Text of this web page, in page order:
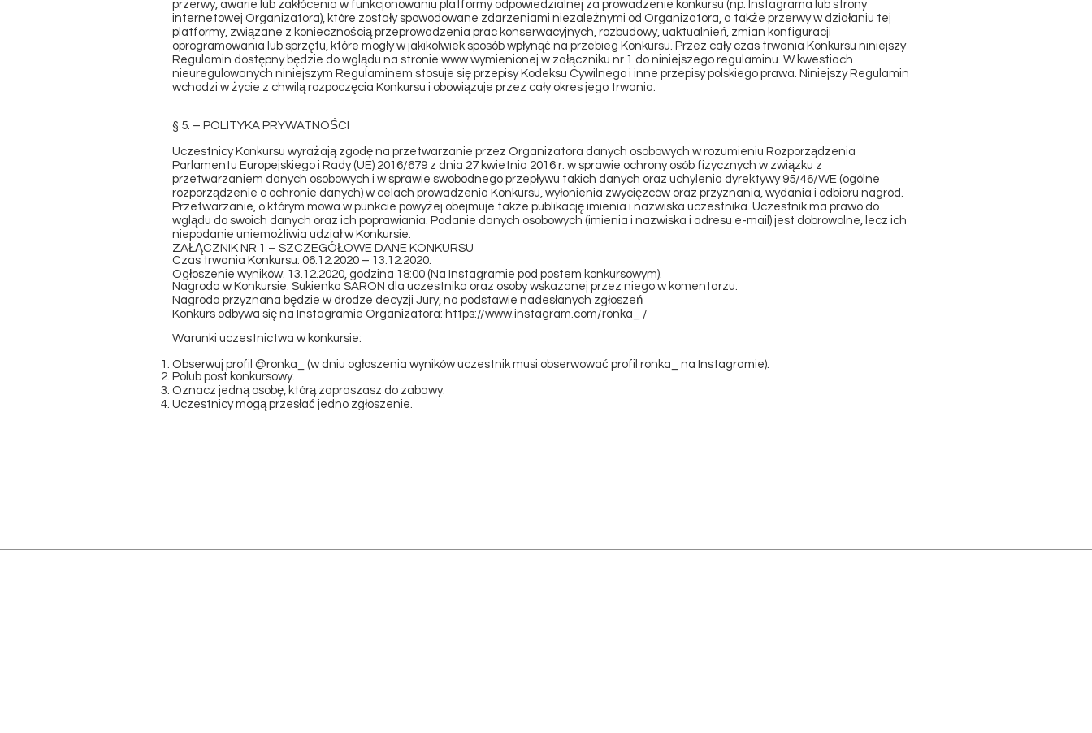
przerwy, awarie lub zakłócenia w funkcjonowaniu platformy odpowiedzialnej za prowadzenie konkursu (np. Instagrama lub strony
internetowej Organizatora), które zostały spowodowane zdarzeniami niezależnymi od Organizatora, a także przerwy w działaniu tej
platformy, związane z koniecznością przeprowadzenia prac konserwacyjnych, rozbudowy, uaktualnień, zmian konfiguracji
oprogramowania lub sprzętu, które mogły w jakikolwiek sposób wpłynąć na przebieg Konkursu. Przez cały czas trwania Konkursu niniejszy
Regulamin dostępny będzie do wglądu na stronie www wymienionej w załączniku nr 1 do niniejszego regulaminu. W kwestiach
nieuregulowanych niniejszym Regulaminem stosuje się przepisy Kodeksu Cywilnego i inne przepisy polskiego prawa. Niniejszy Regulamin
wchodzi w życie z chwilą rozpoczęcia Konkursu i obowiązuje przez cały okres jego trwania.
§ 5. – POLITYKA PRYWATNOŚCI
Uczestnicy Konkursu wyrażają zgodę na przetwarzanie przez Organizatora danych osobowych w rozumieniu Rozporządzenia
Parlamentu Europejskiego i Rady (UE) 2016/679 z dnia 27 kwietnia 2016 r. w sprawie ochrony osób fizycznych w związku z
przetwarzaniem danych osobowych i w sprawie swobodnego przepływu takich danych oraz uchylenia dyrektywy 95/46/WE (ogólne
rozporządzenie o ochronie danych) w celach prowadzenia Konkursu, wyłonienia zwycięzców oraz przyznania, wydania i odbioru nagród.
Przetwarzanie, o którym mowa w punkcie powyżej obejmuje także publikację imienia i nazwiska uczestnika. Uczestnik ma prawo do
wglądu do swoich danych oraz ich poprawiania. Podanie danych osobowych (imienia i nazwiska i adresu e-mail) jest dobrowolne, lecz ich
niepodanie uniemożliwia udział w Konkursie.
ZAŁĄCZNIK NR 1 – SZCZEGÓŁOWE DANE KONKURSU
Czas trwania Konkursu: 06.12.2020 – 13.12.2020.
Ogłoszenie wyników: 13.12.2020, godzina 18:00 (Na Instagramie pod postem konkursowym).
Nagroda w Konkursie: Sukienka SARON dla uczestnika oraz osoby wskazanej przez niego w komentarzu.
Nagroda przyznana będzie w drodze decyzji Jury, na podstawie nadesłanych zgłoszeń
Konkurs odbywa się na Instagramie Organizatora: https://www.instagram.com/ronka_
/
Warunki uczestnictwa w konkursie:
Obserwuj profil @ronka_ (w dniu ogłoszenia wyników uczestnik musi obserwować profil ronka_ na Instagramie).
Polub post konkursowy.
Oznacz jedną osobę, którą zapraszasz do zabawy.
Uczestnicy mogą przesłać jedno zgłoszenie.